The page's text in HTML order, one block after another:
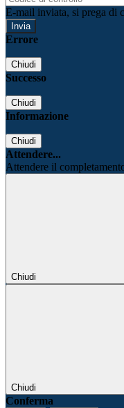
E-mail inviata, si prega di
Errore
Chiudi
Successo
Chiudi
Informazione
Chiudi
Attendere...
Attendere il
Chiudi
Chiudi
Conferma